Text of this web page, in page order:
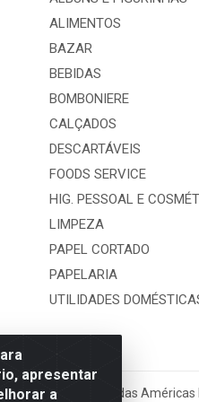
apresentar
a
ALIMENTOS
BAZAR
BEBIDAS
BOMBONIERE
CALÇADOS
DESCARTÁVEIS
FOODS SERVICE
HIG. PESSOAL E
LIMPEZA
PAPEL CORTADO
PAPELARIA
UTILIDADES
nº 3860, Jardim das